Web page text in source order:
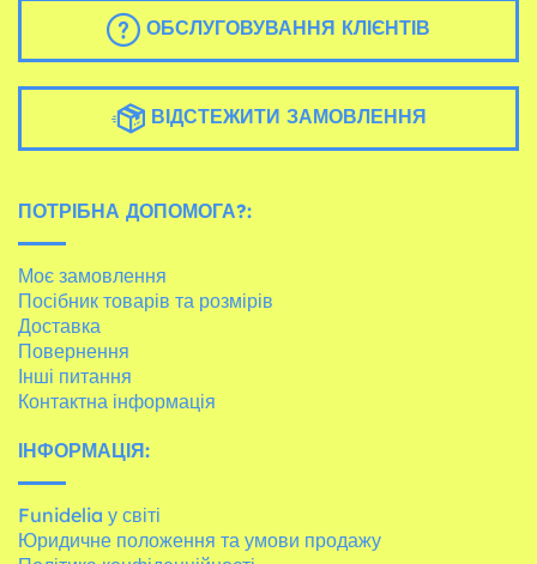
ОБСЛУГОВУВАННЯ КЛІЄНТІВ
ВІДСТЕЖИТИ ЗАМОВЛЕННЯ
ПОТРІБНА ДОПОМОГА?:
Моє замовлення
Посібник товарів та розмірів
Доставка
Повернення
Інші питання
Контактна інформація
ІНФОРМАЦІЯ:
Funidelia у світі
Юридичне положення та умови продажу